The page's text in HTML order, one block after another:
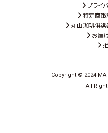
プライ
特定商取
丸山珈琲俱楽
お届
Copyright © 2024
All